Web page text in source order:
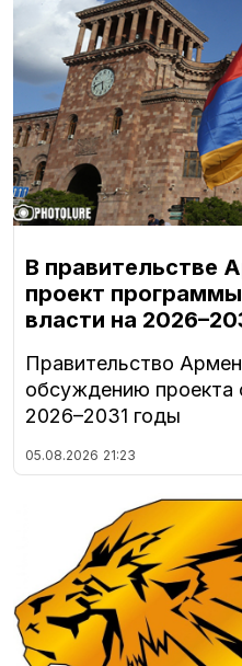
В правительстве
проект
власти на
Правительство
обсуждению проекта
2026–2031 годы
05.08.2026 21:23